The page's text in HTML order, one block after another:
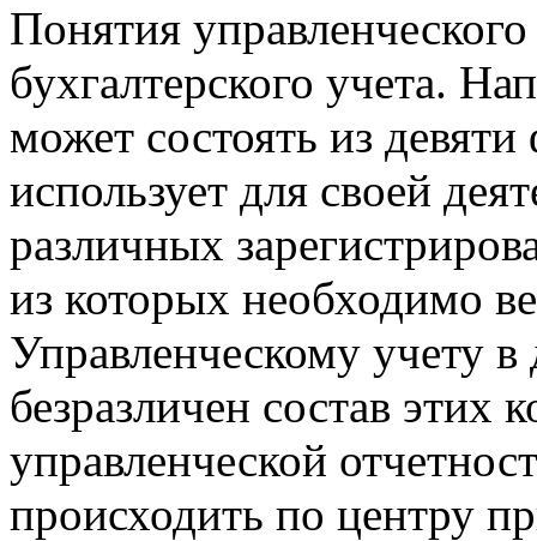
Понятия
бухгалтерского учета.
может состоять из
использует для своей
различных
из которых необходимо
Управленческому учету
безразличен состав этих
управленческой
происходить по центру